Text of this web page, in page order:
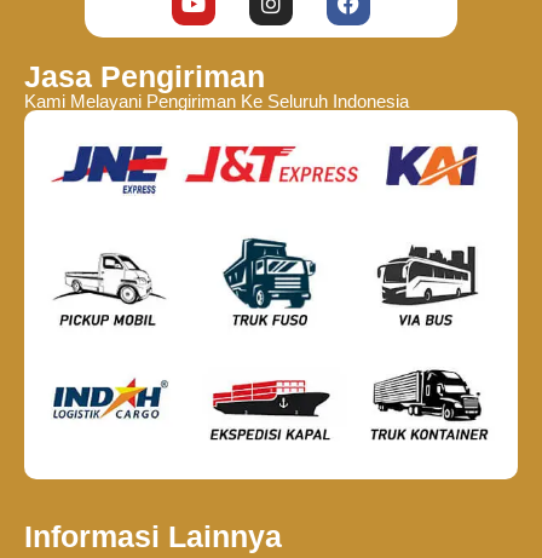
Jasa Pengiriman
Kami Melayani Pengiriman Ke Seluruh Indonesia
Informasi Lainnya